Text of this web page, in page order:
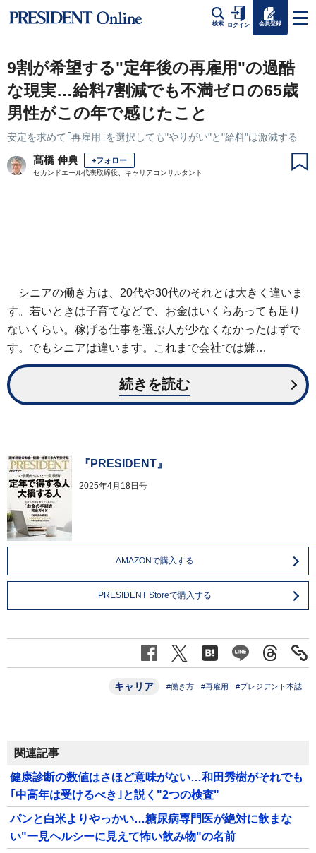
検索 ログイン 会員登録
9割が希望する"定年後の再雇用"の過酷
な現実…給料7割減でも不満ゼロの65歳
男性がこの年で感じたこと
安定を求めて｢再雇用｣を選択しても"やりがい"と"給料"は激減する
髙橋 伸典 +フォロー
セカンドエール代表取締役、キャリアコンサルタント
シニアの働き方は、20代や30代のそれとは大きく違いま
す。若いときは子育てなどで、お金はいくらあっても足り
ないくらい。稼げる仕事を選ぶ人が少なくなかったはずで
す。でもシニアは違います。これまで会社では嫌…
続きを読む
『PRESIDENT』
2025年4月18日号
AMAZONで購入する
PRESIDENT Storeで購入する
キャリア #働き方 #再雇用 #プレジデント本誌
関連記事
健康診断の数値はさほど意味がない…和田秀樹がそれでも
｢中高年は受けるべき｣と説く"2つの検査"
パンと白米よりやっかい…糖尿病専門医が絶対に飲まな
い"一見ヘルシーに見えて怖い飲み物"の名前